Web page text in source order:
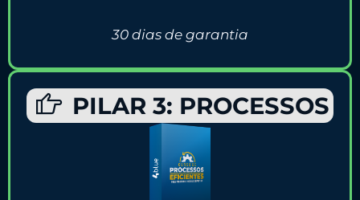
30 dias de garantia
PILAR 3: PROCESSOS